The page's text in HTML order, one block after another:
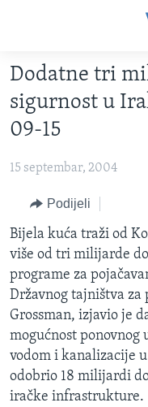
glavni
sadržaj
Pređi
na
glavnu
navigaciju
pretragu
VIDEO
VIJESTI
SJEDINJENE
BOSNA I
SVIJET
NAUKA I TEHNOLOGIJA
SPECIJALNI PROJEKTI
KORUPCIJA
SLOBODA MEDIJA
ŽENSKA STRANA
IZBJEGLIČKA STRANA
MAGAZIN
Dodatne tri
sigurnost u
09-15
15 septembar, 2004
Podijeli
Bijela kuća traži od
više od tri milijarde
programe za
Državnog tajništva
Grossman, izjavio je
mogućnost ponovnog
vodom i kanalizacije
odobrio 18 milijardi
iračke infrastrukture.